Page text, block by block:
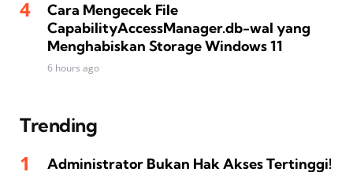
Cara Mengecek File
CapabilityAccessManager.db-wal yang
Menghabiskan Storage Windows 11
6 hours ago
Trending
Administrator Bukan Hak Akses Tertinggi!